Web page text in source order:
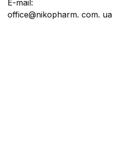
E-mail:
office@nikopharm. com. ua